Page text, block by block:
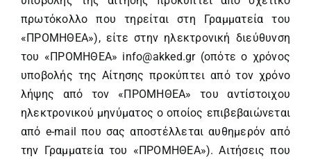
πρωτόκολλο που τηρείται στη Γραμματεία του
«ΠΡΟΜΗΘΕΑ»), είτε στην ηλεκτρονική διεύθυνση
του «ΠΡΟΜΗΘΕΑ» info@akked.gr (οπότε ο χρόνος
υποβολής της Αίτησης προκύπτει από τον χρόνο
λήψης από τον «ΠΡΟΜΗΘΕΑ» του αντίστοιχου
ηλεκτρονικού μηνύματος ο οποίος επιβεβαιώνεται
από e-mail που σας αποστέλλεται αυθημερόν από
την Γραμματεία του «ΠΡΟΜΗΘΕΑ»). Αιτήσεις που